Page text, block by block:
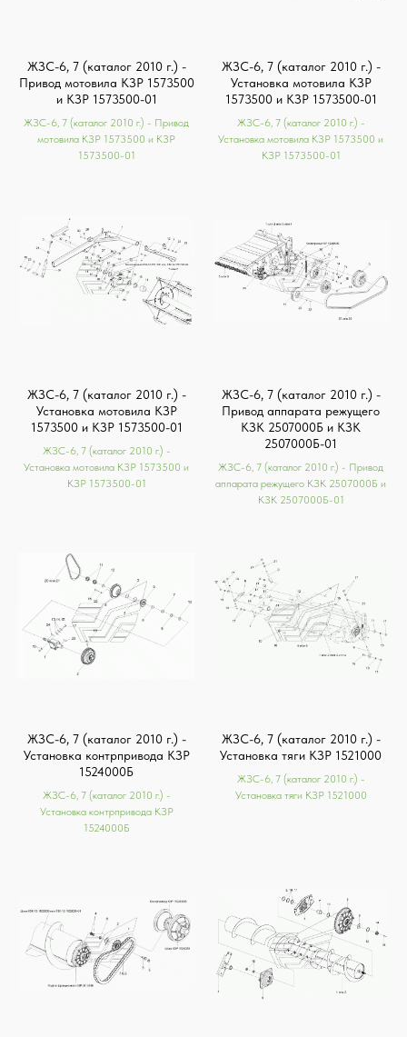
ЖЗС-6, 7 (каталог 2010 г.) -
Привод мотовила КЗР 1573500
и КЗР 1573500-01
ЖЗС-6, 7 (каталог 2010 г.) - Привод
мотовила КЗР 1573500 и КЗР
1573500-01
ЖЗС-6, 7 (каталог 2010 г.) -
Установка мотовила КЗР
1573500 и КЗР 1573500-01
ЖЗС-6, 7 (каталог 2010 г.) -
Установка мотовила КЗР 1573500 и
КЗР 1573500-01
ЖЗС-6, 7 (каталог 2010 г.) -
Установка мотовила КЗР
1573500 и КЗР 1573500-01
ЖЗС-6, 7 (каталог 2010 г.) -
Установка мотовила КЗР 1573500 и
КЗР 1573500-01
ЖЗС-6, 7 (каталог 2010 г.) -
Привод аппарата режущего
КЗК 2507000Б и КЗК
2507000Б-01
ЖЗС-6, 7 (каталог 2010 г.) - Привод
аппарата режущего КЗК 2507000Б и
КЗК 2507000Б-01
ЖЗС-6, 7 (каталог 2010 г.) -
Установка контрпривода КЗР
1524000Б
ЖЗС-6, 7 (каталог 2010 г.) -
Установка контрпривода КЗР
1524000Б
ЖЗС-6, 7 (каталог 2010 г.) -
Установка тяги КЗР 1521000
ЖЗС-6, 7 (каталог 2010 г.) -
Установка тяги КЗР 1521000